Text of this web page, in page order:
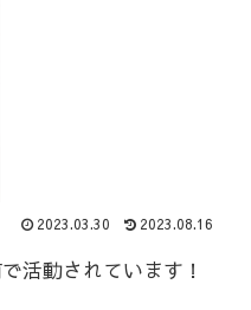
2023.03.30 2023.08.16
活動されています！